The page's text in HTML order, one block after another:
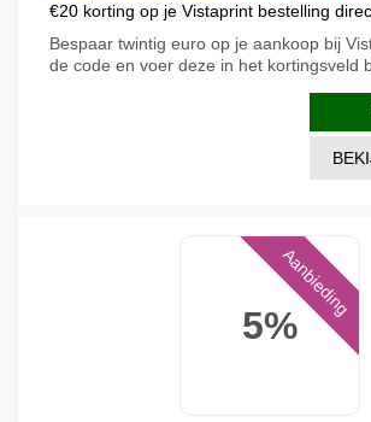
€20 korting op je Vistaprint bestelling
Bespaar twintig euro op je aankoop bij
de code en voer deze in het kortingsveld
5%
Aanbieding